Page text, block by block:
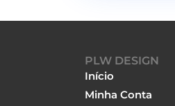
PLW DESIGN
Início
Minha Conta